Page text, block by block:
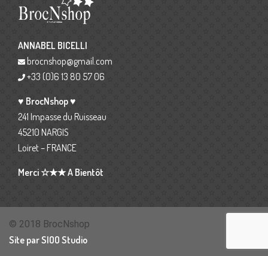
ANNABEL BICELLI
brocnshop@gmail.com
+33 (0)6 13 80 57 06
♥ BrocNshop ♥
241 Impasse du Ruisseau
45210 NARGIS
Loiret – FRANCE
Merci ☆★★ A Bientôt
© 2018 BrocNshop
Site par SIOO Studio